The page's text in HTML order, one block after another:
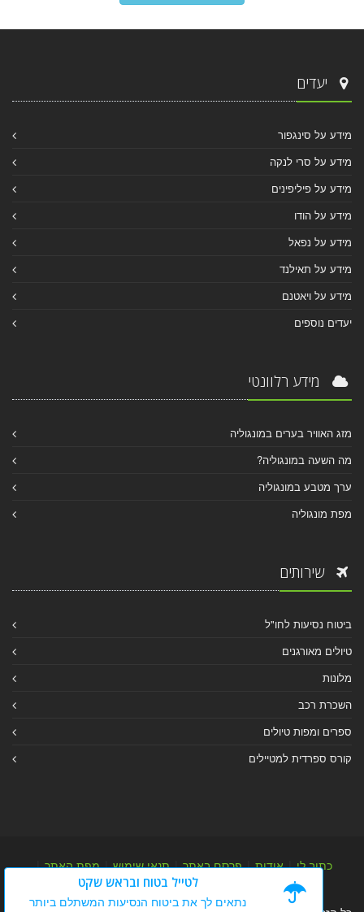
יעדים
מידע על סינגפור
מידע על סרי לנקה
מידע על פיליפינים
מידע על הודו
מידע על נפאל
מידע על תאילנד
מידע על ויאטנם
יעדים נוספים
מידע רלוונטי
מזג האוויר בערים במונגוליה
מה השעה במונגוליה?
ערך מטבע במונגוליה
מפת מונגוליה
שירותים
ביטוח נסיעות לחו"ל
טיולים מאורגנים
מלונות
השכרת רכב
ספרים ומפות טיולים
קורס ספרדית למטיילים
כתוב לי|אודות|פרסם באתר|תנאי שימוש|מפת האתר|
מפת אלבום|מפת מאמרי מידע
לטייל בטוח ובראש שקט
נתאים לך את ביטוח הנסיעות המשתלם ביותר